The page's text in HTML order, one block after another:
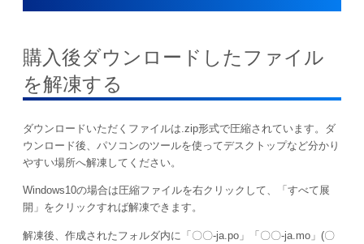
購入後ダウンロードしたファイル
を解凍する
ダウンロードいただくファイルは.zip形式で圧縮されています。ダ
ウンロード後、パソコンのツールを使ってデスクトップなど分かり
やすい場所へ解凍してください。
Windows10の場合は圧縮ファイルを右クリックして、「すべて展
開」をクリックすれば解凍できます。
解凍後、作成されたフォルダ内に「〇〇-ja.po」「〇〇-ja.mo」(〇